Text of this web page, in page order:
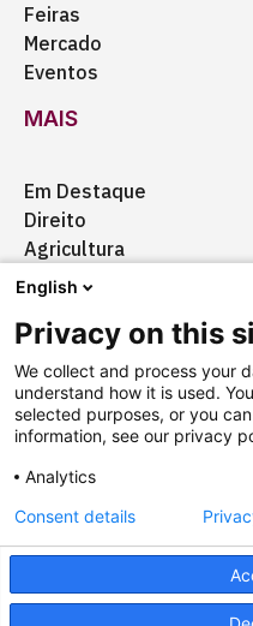
Feiras
Mercado
Eventos
MAIS
Em Destaque
Direito
Agricultura
Certificação
Aquisições
Copyright © 2025
English
Privacy on this
We collect and process your
understand how it is used.
selected purposes, or you
information, see our privacy
Analytics
Consent details